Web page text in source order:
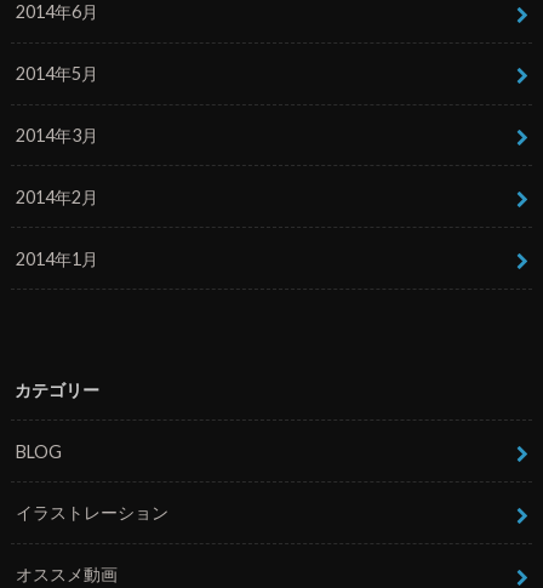
2014年6月
2014年5月
2014年3月
2014年2月
2014年1月
カテゴリー
BLOG
イラストレーション
オススメ動画